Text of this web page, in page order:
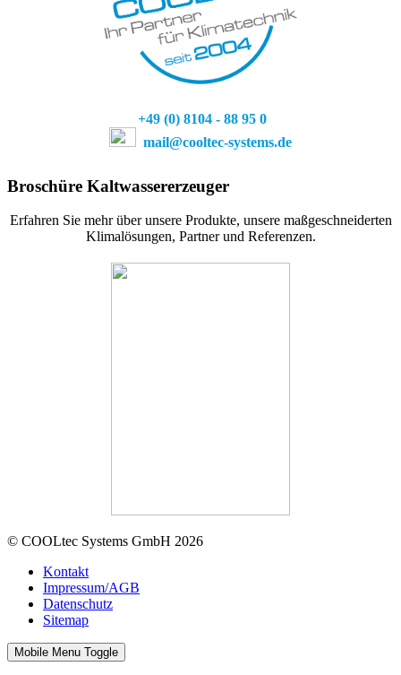
+49 (0) 8104 - 88 95 0
mail@cooltec-systems.de
Broschüre Kaltwassererzeuger
Erfahren Sie mehr über unsere Produkte, unsere maßgeschneiderten
Klimalösungen, Partner und Referenzen.
© COOLtec Systems GmbH 2026
Kontakt
Impressum/AGB
Datenschutz
Sitemap
Mobile Menu Toggle